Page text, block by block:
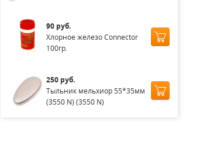
90 руб.
Хлорное железо Connector
100гр.
250 руб.
Тыльник мельхиор 55*35мм
(3550 N) (3550 N)